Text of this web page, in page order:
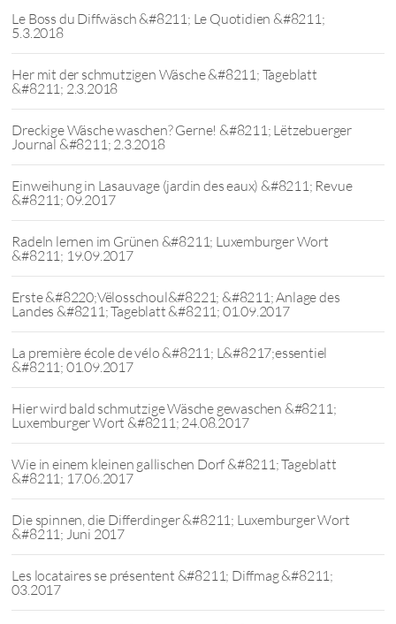
Le Boss du Diffwäsch &#8211; Le Quotidien &#8211;
5.3.2018
Her mit der schmutzigen Wäsche &#8211; Tageblatt
&#8211; 2.3.2018
Dreckige Wäsche waschen? Gerne! &#8211; Lëtzebuerger
Journal &#8211; 2.3.2018
Einweihung in Lasauvage (jardin des eaux) &#8211; Revue
&#8211; 09.2017
Radeln lernen im Grünen &#8211; Luxemburger Wort
&#8211; 19.09.2017
Erste &#8220;Vëlosschoul&#8221; &#8211; Anlage des
Landes &#8211; Tageblatt &#8211; 01.09.2017
La première école de vélo &#8211; L&#8217;essentiel
&#8211; 01.09.2017
Hier wird bald schmutzige Wäsche gewaschen &#8211;
Luxemburger Wort &#8211; 24.08.2017
Wie in einem kleinen gallischen Dorf &#8211; Tageblatt
&#8211; 17.06.2017
Die spinnen, die Differdinger &#8211; Luxemburger Wort
&#8211; Juni 2017
Les locataires se présentent &#8211; Diffmag &#8211;
03.2017